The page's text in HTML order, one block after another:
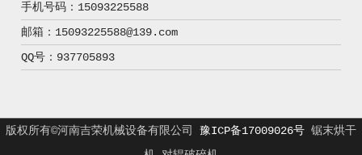
手机号码：15093225588
邮箱：15093225588@139.com
QQ号：937705893
版权所有©河南吉荣机械设备有限公司 豫ICP备17009026号 锯末烘干